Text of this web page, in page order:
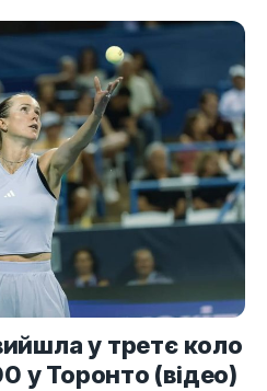
у третє коло
у Торонто (відео)